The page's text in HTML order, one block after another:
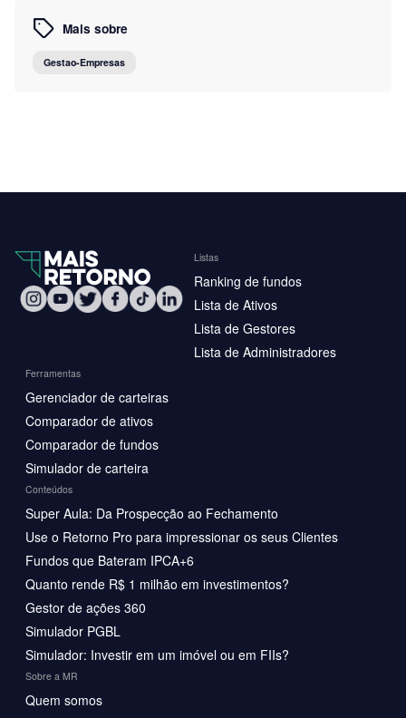
Mais sobre
Gestao-Empresas
Listas
Ranking de fundos
Lista de Ativos
Lista de Gestores
Lista de Administradores
Ferramentas
Gerenciador de carteiras
Comparador de ativos
Comparador de fundos
Simulador de carteira
Conteúdos
Super Aula: Da Prospecção ao Fechamento
Use o Retorno Pro para impressionar os seus Clientes
Fundos que Bateram IPCA+6
Quanto rende R$ 1 milhão em investimentos?
Gestor de ações 360
Simulador PGBL
Simulador: Investir em um imóvel ou em FIIs?
Sobre a MR
Quem somos